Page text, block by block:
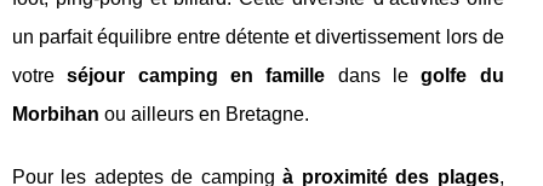
un parfait équilibre entre détente et divertissement lors de
votreséjour camping en famille dans legolfe du
Morbihan ou ailleurs en Bretagne.
Pour les adeptes de campingà proximité des plages,